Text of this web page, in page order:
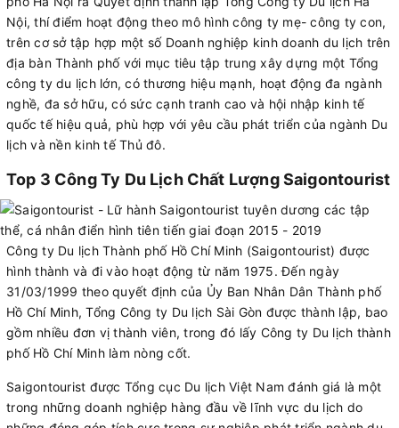
Nội, thí điểm hoạt động theo mô hình công ty mẹ- công ty con,
trên cơ sở tập hợp một số Doanh nghiệp kinh doanh du lịch trên
địa bàn Thành phố với mục tiêu tập trung xây dựng một Tổng
công ty du lịch lớn, có thương hiệu mạnh, hoạt động đa ngành
nghề, đa sở hữu, có sức cạnh tranh cao và hội nhập kinh tế
quốc tế hiệu quả, phù hợp với yêu cầu phát triển của ngành Du
lịch và nền kinh tế Thủ đô.
Top 3 Công Ty Du Lịch Chất Lượng Saigontourist
Công ty Du lịch Thành phố Hồ Chí Minh (Saigontourist) được
hình thành và đi vào hoạt động từ năm 1975. Đến ngày
31/03/1999 theo quyết định của Ủy Ban Nhân Dân Thành phố
Hồ Chí Minh, Tổng Công ty Du lịch Sài Gòn được thành lập, bao
gồm nhiều đơn vị thành viên, trong đó lấy Công ty Du lịch thành
phố Hồ Chí Minh làm nòng cốt.
Saigontourist được Tổng cục Du lịch Việt Nam đánh giá là một
trong những doanh nghiệp hàng đầu về lĩnh vực du lịch do